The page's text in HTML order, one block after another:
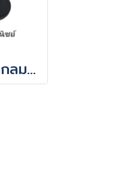
ยางยอยMTแฉกกลมสำหรับยอยมอเตอร์วัสดุยางยอยเกรดคุณภาพ